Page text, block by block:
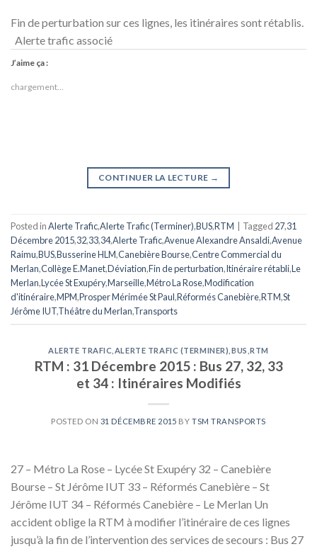
Fin de perturbation sur ces lignes, les itinéraires sont rétablis.
Alerte trafic associé
J’aime ça :
chargement…
CONTINUER LA LECTURE →
Posted inAlerte Trafic,Alerte Trafic (Terminer),BUS,RTM Tagged 27,31
Décembre 2015,32,33,34,Alerte Trafic,Avenue Alexandre Ansaldi,Avenue
Raimu,BUS,Busserine HLM,Canebière Bourse,Centre Commercial du
Merlan,Collège E.Manet,Déviation,Fin de perturbation,Itinéraire rétabli,Le
Merlan,Lycée St Exupéry,Marseille,Métro La Rose,Modification
d'itinéraire,MPM,Prosper Mérimée St Paul,Réformés Canebière,RTM,St
Jérôme IUT,Théâtre du Merlan,Transports
ALERTE TRAFIC ALERTE TRAFIC (TERMINER) BUS ,RTM
RTM : 31 Décembre 2015 : Bus 27, 32, 33
et 34 : Itinéraires Modifiés
POSTED ON 31 DÉCEMBRE 2015 BY TSM TRANSPORTS
27 – Métro La Rose – Lycée St Exupéry 32 – Canebière
Bourse – St Jérôme IUT 33 – Réformés Canebière – St
Jérôme IUT 34 – Réformés Canebière – Le Merlan Un
accident oblige la RTM à modifier l’itinéraire de ces lignes
jusqu’à la fin de l’intervention des services de secours : Bus 27